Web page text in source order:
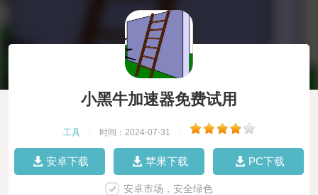
小黑牛加速器免费试用
工具 时间：2024-07-31
安卓下载 苹果下载 PC下载
安卓市场，安全绿色